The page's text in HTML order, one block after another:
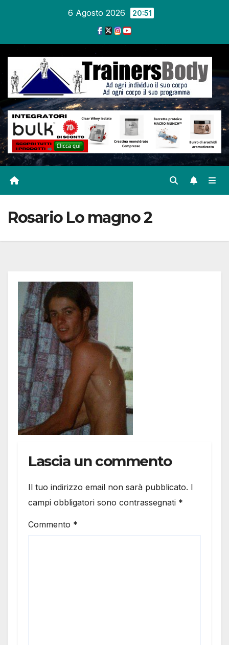
6 Agosto 2026 20:51
Rosario Lo magno 2
Lascia un commento
Il tuo indirizzo email non sarà pubblicato. I
campi obbligatori sono contrassegnati *
Commento *